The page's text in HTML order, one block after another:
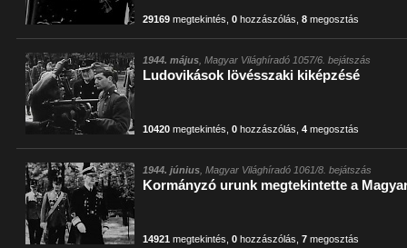
29169 megtekintés ,0 hozzászólás ,8 megosztás
1944. május , Magyar Világhíradó 1057/6. bejátszás
Ludovikások lövésszaki kiképzésé
10420 megtekintés ,0 hozzászólás ,4 megosztás
1944. június , Magyar Világhíradó 1061/8. bejátszás
Kormányzó urunk megtekintette a
14921 megtekintés ,0 hozzászólás ,7 megosztás